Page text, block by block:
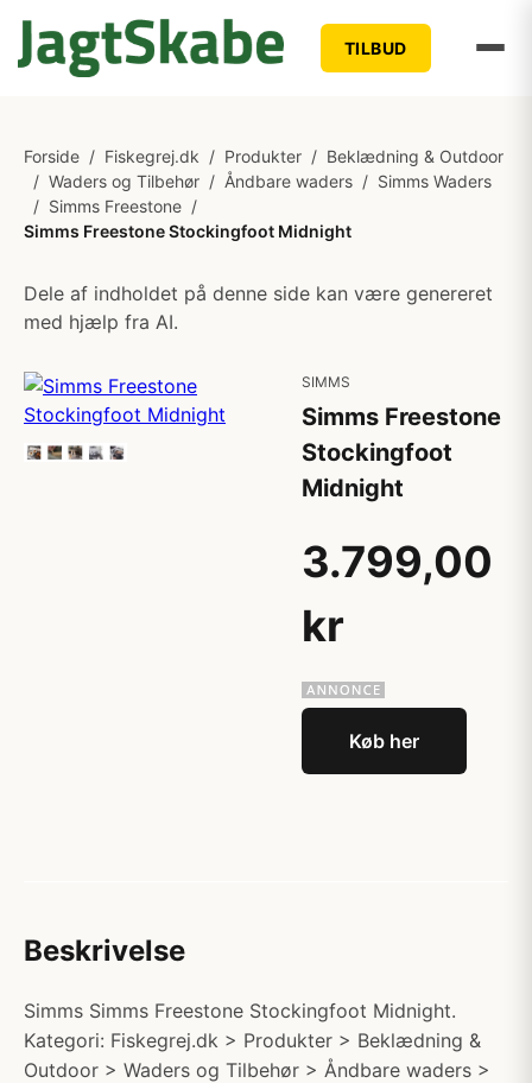
TILBUD
Forside / Fiskegrej.dk / Produkter / Beklædning & Outdoor
/ Waders og Tilbehør / Åndbare waders / Simms Waders
/ Simms Freestone /
Simms Freestone Stockingfoot Midnight
Dele af indholdet på denne side kan være genereret
med hjælp fra AI.
SIMMS
Simms Freestone
Stockingfoot
Midnight
3.799,00
kr
Køb her
Beskrivelse
Simms Simms Freestone Stockingfoot Midnight.
Kategori: Fiskegrej.dk > Produkter > Beklædning &
Outdoor > Waders og Tilbehør > Åndbare waders >